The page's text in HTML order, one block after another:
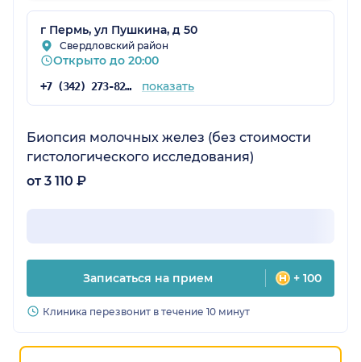
г Пермь, ул Пушкина, д 50
Свердловский район
Открыто до 20:00
+7 (342) 273-82-37 показать
Биопсия молочных желез (без стоимости
гистологического исследования)
от 3 110 ₽
Записаться на прием + 100
Клиника перезвонит в течение 10 минут